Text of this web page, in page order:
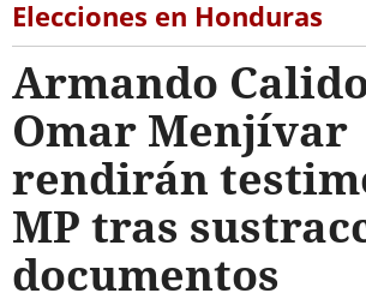
Elecciones en Honduras
Armando
Omar Menjívar
rendirán
MP tras
documentos